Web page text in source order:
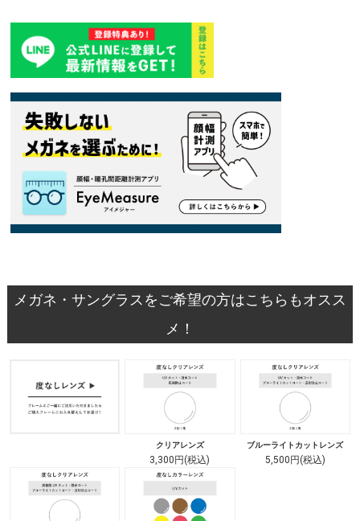
メガネ・サングラスをご希望の方はこちらもオスス
メ！
クリアレンズ
3,300円(税込)
ブルーライトカットレンズ
5,500円(税込)